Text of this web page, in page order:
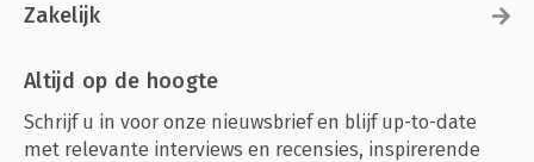
Zakelijk
Altijd op de hoogte
Schrijf u in voor onze nieuwsbrief en blijf up-to-date
met relevante interviews en recensies, inspirerende